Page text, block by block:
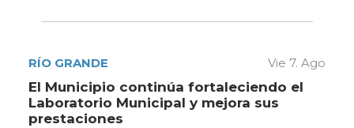
RÍO GRANDE Vie 7. Ago
El Municipio continúa fortaleciendo el
Laboratorio Municipal y mejora sus
prestaciones